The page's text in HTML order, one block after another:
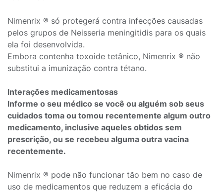
Nimenrix ® só protegerá contra infecções causadas
pelos grupos de Neisseria meningitidis para os quais
ela foi desenvolvida.
Embora contenha toxoide tetânico, Nimenrix ® não
substitui a imunização contra tétano.
Interações medicamentosas
Informe o seu médico se você ou alguém sob seus
cuidados toma ou tomou recentemente algum outro
medicamento, inclusive aqueles obtidos sem
prescrição, ou se recebeu alguma outra vacina
recentemente.
Nimenrix ® pode não funcionar tão bem no caso de
uso de medicamentos que reduzem a eficácia do